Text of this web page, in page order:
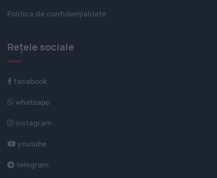
Politica de confidențialitate
Rețele sociale
facebook
whatsapp
instagram
youtube
telegram